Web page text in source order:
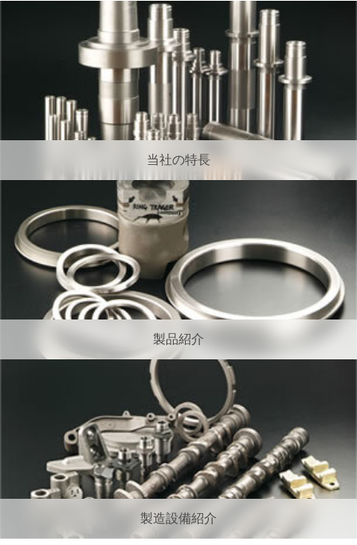
当社の特長
製品紹介
製造設備紹介